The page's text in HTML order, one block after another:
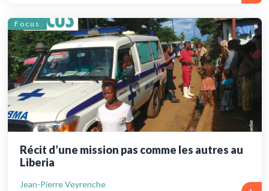
Focus
Récit d’une mission pas comme les autres au
Liberia
Jean-Pierre Veyrenche